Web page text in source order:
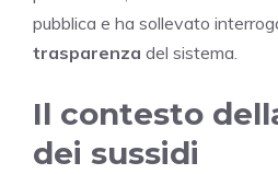
pubblica e ha sollevato
trasparenza del sistema.
Il contesto
dei sussidi